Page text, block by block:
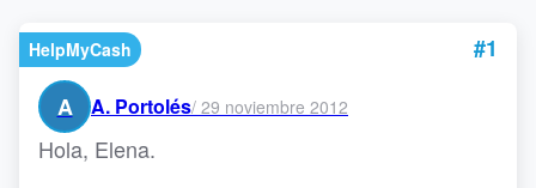
HelpMyCash
#1
A
A. Portolés/ 29 noviembre 2012
Hola, Elena.